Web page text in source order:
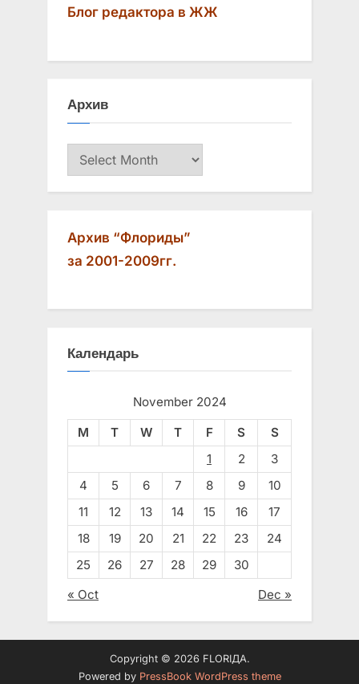
o
Блог редактора в ЖЖ
Архив
Архив
Архив “Флориды”
за 2001-2009гг.
Календарь
November 2024
M
T W T F S
S
1
2
3
4
5 6 7 8 9
10
11
12 13 14 15 16
17
18
19 20 21 22 23
24
25
26 27 28 29
30
« Oct
Dec »
Copyright © 2026 FLORIДА.
Powered by PressBook WordPress theme